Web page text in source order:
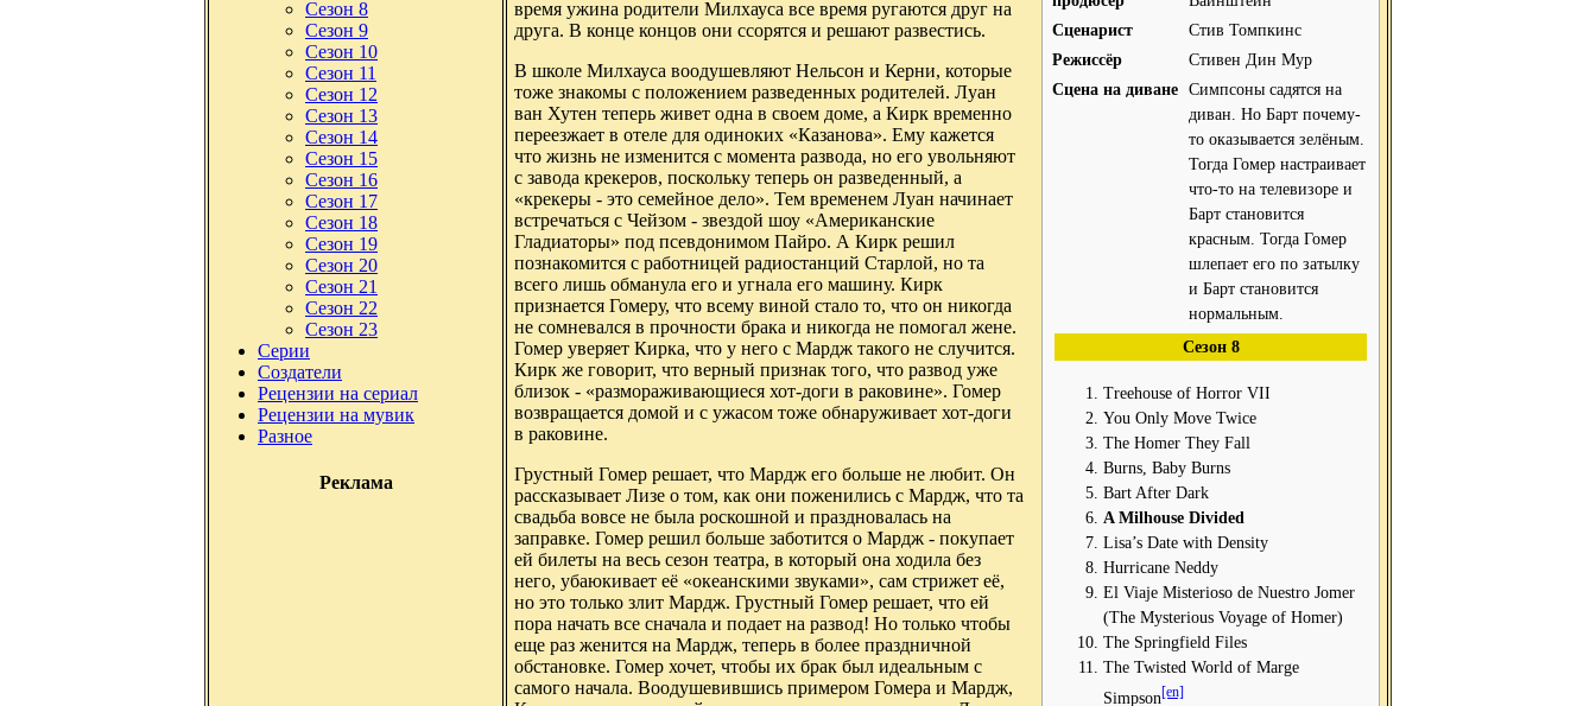
Сезон 8
Сезон 9
Сезон 10
Сезон 11
Сезон 12
Сезон 13
Сезон 14
Сезон 15
Сезон 16
Сезон 17
Сезон 18
Сезон 19
Сезон 20
Сезон 21
Сезон 22
Сезон 23
Серии
Создатели
Рецензии на сериал
Рецензии на мувик
Разное
Реклама
Сценарист
Стив Томпкинс
Режиссёр
Стивен Дин Мур
Сцена на диване Симпсоны садятся на
диван. Но Барт почему-
то оказывается зелёным.
Тогда Гомер настраивает
что-то на телевизоре и
Барт становится
красным. Тогда Гомер
шлепает его по затылку
и Барт становится
нормальным.
Сезон 8
Treehouse of Horror VII
You Only Move Twice
The Homer They Fall
Burns, Baby Burns
Bart After Dark
A Milhouse Divided
Lisa’s Date with Density
Hurricane Neddy
El Viaje Misterioso de Nuestro Jomer
(The Mysterious Voyage of Homer)
The Springfield Files
The Twisted World of Marge
Simpson [en]
время ужина родители Милхауса все время ругаются друг на
друга. В конце концов они ссорятся и решают развестись.
В школе Милхауса воодушевляют Нельсон и Керни, которые
тоже знакомы с положением разведенных родителей. Луан
ван Хутен теперь живет одна в своем доме, а Кирк временно
переезжает в отеле для одиноких «Казанова». Ему кажется
что жизнь не изменится с момента развода, но его увольняют
с завода крекеров, поскольку теперь он разведенный, а
«крекеры - это семейное дело». Тем временем Луан начинает
встречаться с Чейзом - звездой шоу «Американские
Гладиаторы» под псевдонимом Пайро. А Кирк решил
познакомится с работницей радиостанций Старлой, но та
всего лишь обманула его и угнала его машину. Кирк
признается Гомеру, что всему виной стало то, что он никогда
не сомневался в прочности брака и никогда не помогал жене.
Гомер уверяет Кирка, что у него с Мардж такого не случится.
Кирк же говорит, что верный признак того, что развод уже
близок - «размораживающиеся хот-доги в раковине». Гомер
возвращается домой и с ужасом тоже обнаруживает хот-доги
в раковине.
Грустный Гомер решает, что Мардж его больше не любит. Он
рассказывает Лизе о том, как они поженились с Мардж, что та
свадьба вовсе не была роскошной и праздновалась на
заправке. Гомер решил больше заботится о Мардж - покупает
ей билеты на весь сезон театра, в который она ходила без
него, убаюкивает её «океанскими звуками», сам стрижет её,
но это только злит Мардж. Грустный Гомер решает, что ей
пора начать все сначала и подает на развод! Но только чтобы
еще раз женится на Мардж, теперь в более праздничной
обстановке. Гомер хочет, чтобы их брак был идеальным с
самого начала. Воодушевившись примером Гомера и Мардж,